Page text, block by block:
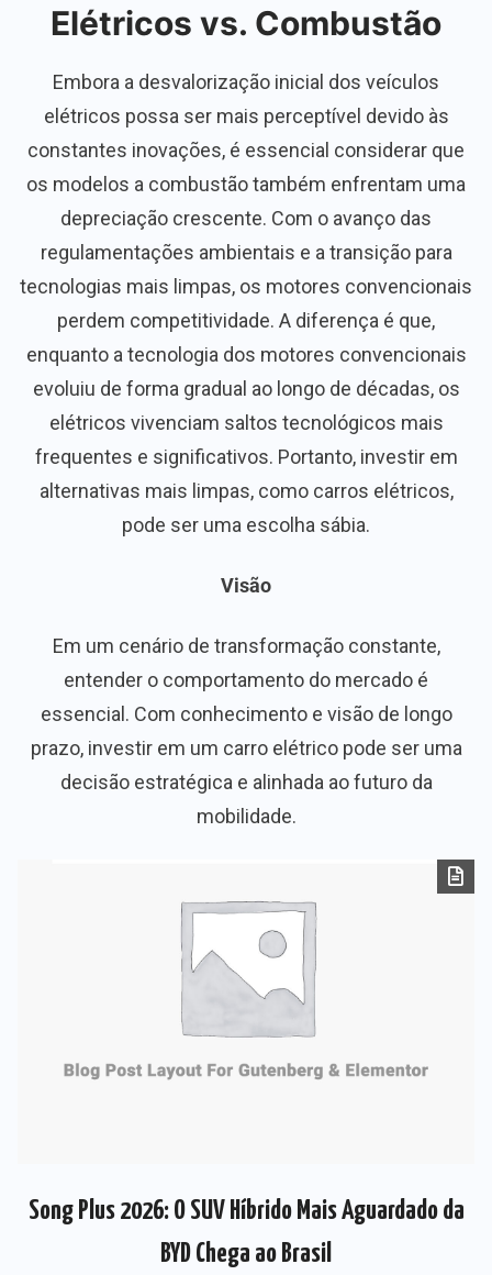
Elétricos vs. Combustão
Embora a desvalorização inicial dos veículos
elétricos possa ser mais perceptível devido às
constantes inovações, é essencial considerar que
os modelos a combustão também enfrentam uma
depreciação crescente. Com o avanço das
regulamentações ambientais e a transição para
tecnologias mais limpas, os motores convencionais
perdem competitividade. A diferença é que,
enquanto a tecnologia dos motores convencionais
evoluiu de forma gradual ao longo de décadas, os
elétricos vivenciam saltos tecnológicos mais
frequentes e significativos. Portanto, investir em
alternativas mais limpas, como carros elétricos,
pode ser uma escolha sábia.
Visão
Em um cenário de transformação constante,
entender o comportamento do mercado é
essencial. Com conhecimento e visão de longo
prazo, investir em um carro elétrico pode ser uma
decisão estratégica e alinhada ao futuro da
mobilidade.
Song Plus 2026: O SUV Híbrido Mais Aguardado da
BYD Chega ao Brasil